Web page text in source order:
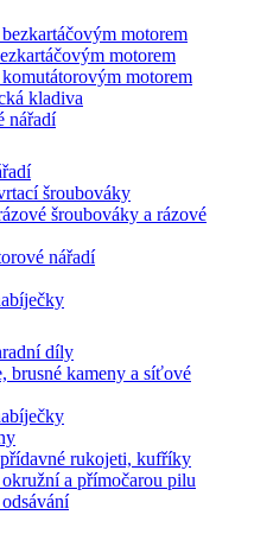
motorem
motorem
motorem
kladiva
nářadí
šroubováky
šroubováky a rázové
nářadí
díly
brusné kameny a síťové
rukojeti, kufříky
a přímočarou pilu